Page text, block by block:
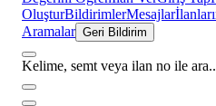
OluşturBildirimlerMesajlar
Aramalar Geri Bildirim
Kelime, semt veya ilan no ile